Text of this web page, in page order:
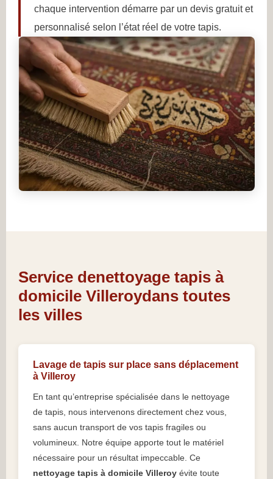
chaque intervention démarre par un devis gratuit et
personnalisé selon l’état réel de votre tapis.
Service denettoyage tapis à
domicile Villeroydans toutes
les villes
Lavage de tapis sur place sans déplacement
à Villeroy
En tant qu’entreprise spécialisée dans le nettoyage
de tapis, nous intervenons directement chez vous,
sans aucun transport de vos tapis fragiles ou
volumineux. Notre équipe apporte tout le matériel
nécessaire pour un résultat impeccable. Ce
nettoyage tapis à domicile Villeroy évite toute